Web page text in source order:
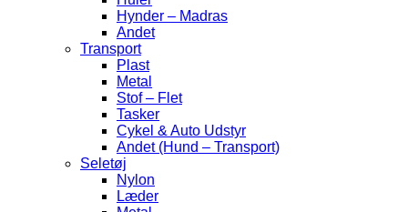
Hynder – Madras
Andet
Transport
Plast
Metal
Stof – Flet
Tasker
Cykel & Auto Udstyr
Andet (Hund – Transport)
Seletøj
Nylon
Læder